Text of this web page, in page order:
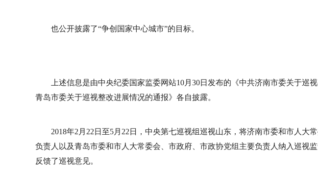
也公开披露了“争创国家中心城市”的目标。
上述信息是由中央纪委国家监委网站10月30日发布的《中共济南市委关于巡
青岛市委关于巡视整改进展情况的通报》各自披露。
2018年2月22日至5月22日，中央第七巡视组巡视山东，将济南市委和市人大
负责人以及青岛市委和市人大常委会、市政府、市政协党组主要负责人纳入巡视
反馈了巡视意见。